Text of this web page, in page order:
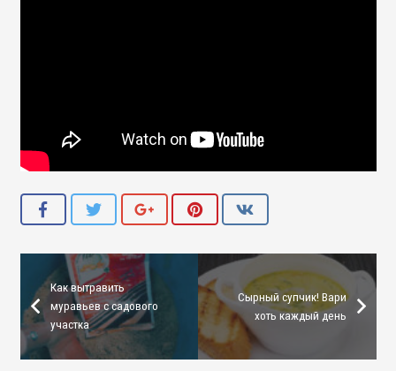
Сырный супчик! Вари
хоть каждый день
Как вытравить
муравьев с садового
участка